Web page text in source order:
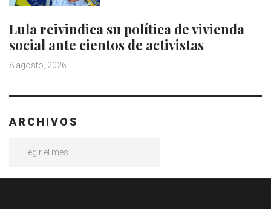
Lula reivindica su política de vivienda
social ante cientos de activistas
8 agosto, 2026
ARCHIVOS